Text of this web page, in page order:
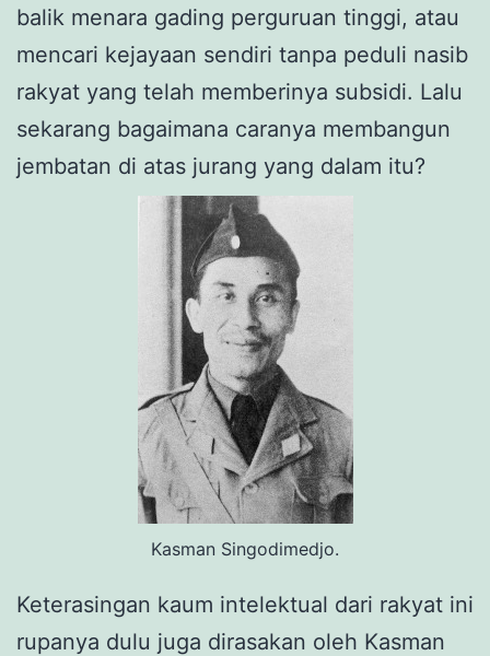
balik menara gading perguruan tinggi, atau
mencari kejayaan sendiri tanpa peduli nasib
rakyat yang telah memberinya subsidi. Lalu
sekarang bagaimana caranya membangun
jembatan di atas jurang yang dalam itu?
Kasman Singodimedjo.
Keterasingan kaum intelektual dari rakyat ini
rupanya dulu juga dirasakan oleh Kasman